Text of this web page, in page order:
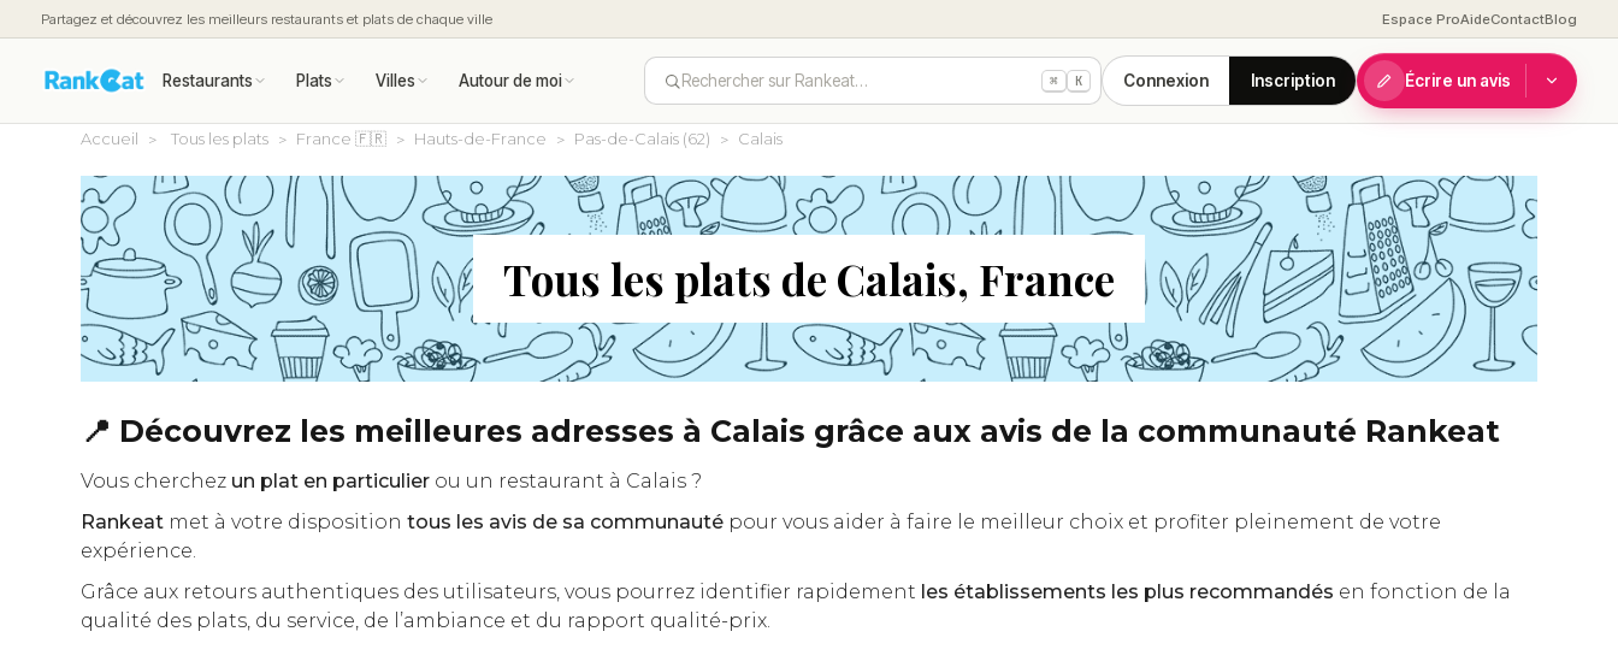
Partagez et découvrez les meilleurs restaurants et plats de chaque ville Espace ProAideContactBlog
Restaurants Plats Villes Autour de moi Rechercher sur Rankeat… ⌘ K Connexion Inscription Écrire un avis
Accueil Tous les plats France 🇫🇷 Hauts-de-France Pas-de-Calais (62) Calais
Tous les plats de Calais, France
📍 Découvrez les meilleures adresses à Calais grâce aux avis de la communauté Rankeat
Vous cherchez un plat en particulier ou un restaurant à Calais ?
Rankeat met à votre dispositiontous les avis de sa communauté pour vous aider à faire le meilleur choix et profiter pleinement de votre
expérience.
Grâce aux retours authentiques des utilisateurs, vous pourrez identifier rapidement les établissements les plus recommandés en fonction de la
qualité des plats, du service, de l’ambiance et du rapport qualité-prix.